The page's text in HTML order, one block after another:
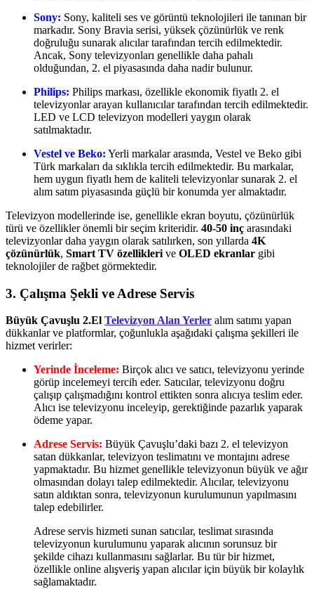
Sony: Sony, kaliteli ses ve görüntü teknolojileri ile tanınan bir
markadır. Sony Bravia serisi, yüksek çözünürlük ve renk
doğruluğu sunarak alıcılar tarafından tercih edilmektedir.
Ancak, Sony televizyonları genellikle daha pahalı
olduğundan, 2. el piyasasında daha nadir bulunur.
Philips: Philips markası, özellikle ekonomik fiyatlı 2. el
televizyonlar arayan kullanıcılar tarafından tercih edilmektedir.
LED ve LCD televizyon modelleri yaygın olarak
satılmaktadır.
Vestel ve Beko: Yerli markalar arasında, Vestel ve Beko gibi
Türk markaları da sıklıkla tercih edilmektedir. Bu markalar,
hem uygun fiyatlı hem de kaliteli televizyonlar sunarak 2. el
alım satım piyasasında güçlü bir konumda yer almaktadır.
Televizyon modellerinde ise, genellikle ekran boyutu, çözünürlük
türü ve özellikler önemli bir seçim kriteridir. 40-50 inç arasındaki
televizyonlar daha yaygın olarak satılırken, son yıllarda 4K
çözünürlük, Smart TV özellikleri ve OLED ekranlar gibi
teknolojiler de rağbet görmektedir.
3. Çalışma Şekli ve Adrese Servis
Büyük Çavuşlu 2.El Televizyon Alan Yerler alım satımı yapan
dükkanlar ve platformlar, çoğunlukla aşağıdaki çalışma şekilleri ile
hizmet verirler:
Yerinde İnceleme: Birçok alıcı ve satıcı, televizyonu yerinde
görüp incelemeyi tercih eder. Satıcılar, televizyonu doğru
çalışıp çalışmadığını kontrol ettikten sonra alıcıya teslim eder.
Alıcı ise televizyonu inceleyip, gerektiğinde pazarlık yaparak
ödeme yapar.
Adrese Servis: Büyük Çavuşlu’daki bazı 2. el televizyon
satan dükkanlar, televizyon teslimatını ve montajını adrese
yapmaktadır. Bu hizmet genellikle televizyonun büyük ve ağır
olmasından dolayı talep edilmektedir. Alıcılar, televizyonu
satın aldıktan sonra, televizyonun kurulumunun yapılmasını
talep edebilirler.
Adrese servis hizmeti sunan satıcılar, teslimat sırasında
televizyonun kurulumunu yaparak alıcının sorunsuz bir
şekilde cihazı kullanmasını sağlarlar. Bu tür bir hizmet,
özellikle online alışveriş yapan alıcılar için büyük bir kolaylık
sağlamaktadır.